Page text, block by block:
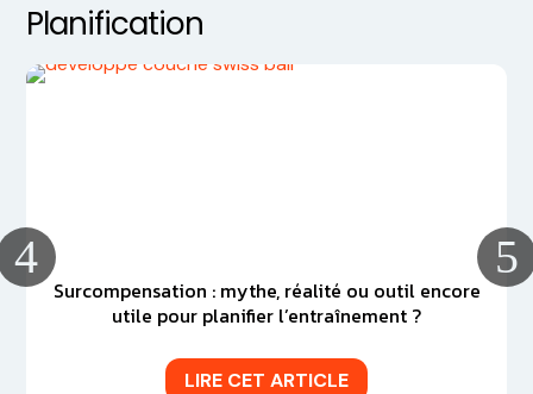
Planification
Surcompensation : mythe, réalité ou outil encore
utile pour planifier l’entraînement ?
LIRE CET ARTICLE